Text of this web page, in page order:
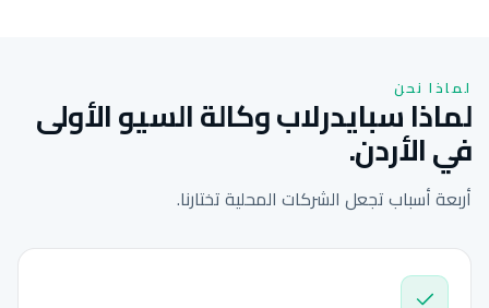
لماذا نحن
لماذا سبايدرلاب وكالة السيو الأولى
في الأردن.
أربعة أسباب تجعل الشركات المحلية تختارنا.